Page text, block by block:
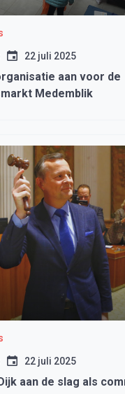
22 juli 2025
aan voor de
Medemblik
22 juli 2025
aan de slag als